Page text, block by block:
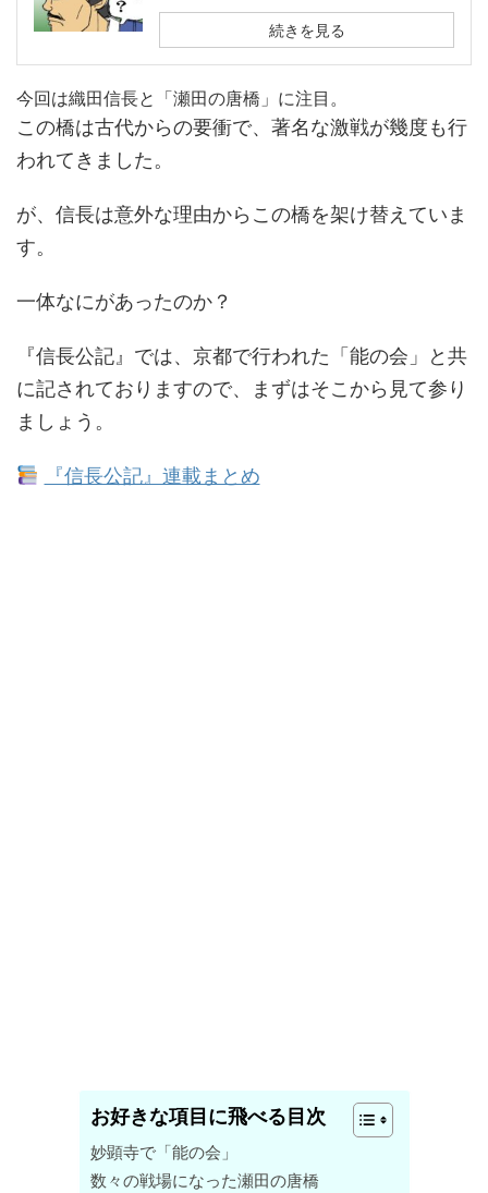
続きを見る
今回は織田信長と「瀬田の唐橋」に注目。
この橋は古代からの要衝で、著名な激戦が幾度も行
われてきました。
が、信長は意外な理由からこの橋を架け替えていま
す。
一体なにがあったのか？
『信長公記』では、京都で行われた「能の会」と共
に記されておりますので、まずはそこから見て参り
ましょう。
『信長公記』連載まとめ
お好きな項目に飛べる目次
妙顕寺で「能の会」
数々の戦場になった瀬田の唐橋